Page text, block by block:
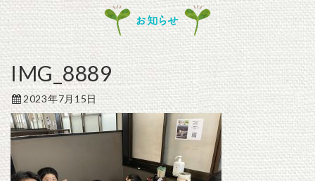
お知らせ
IMG_8889
2023年7月15日